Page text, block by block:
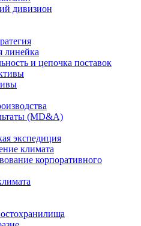
дивизион
линейка
и цепочка поставок
(MD&A)
экспедиция
климата
корпоративного